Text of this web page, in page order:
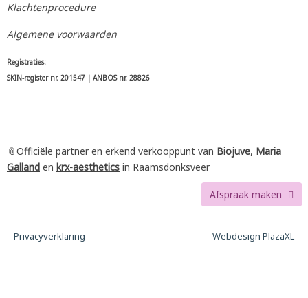
Afspraak maken
Klachtenprocedure
Algemene voorwaarden
Registraties:
SKIN-register nr. 201547 | ANBOS nr. 28826
📎Officiële partner en erkend verkooppunt van Biojuve, Maria
Galland en krx-aesthetics in Raamsdonksveer
Privacyverklaring Webdesign PlazaXL